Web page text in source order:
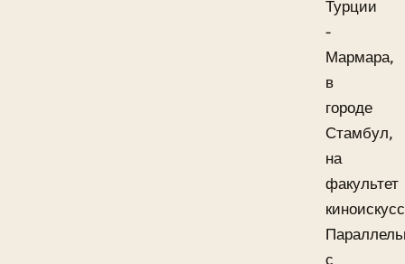
Турции
-
Мармара,
в
городе
Стамбул,
на
факультет
с